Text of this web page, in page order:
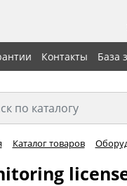
Контакты База
Каталог товаров